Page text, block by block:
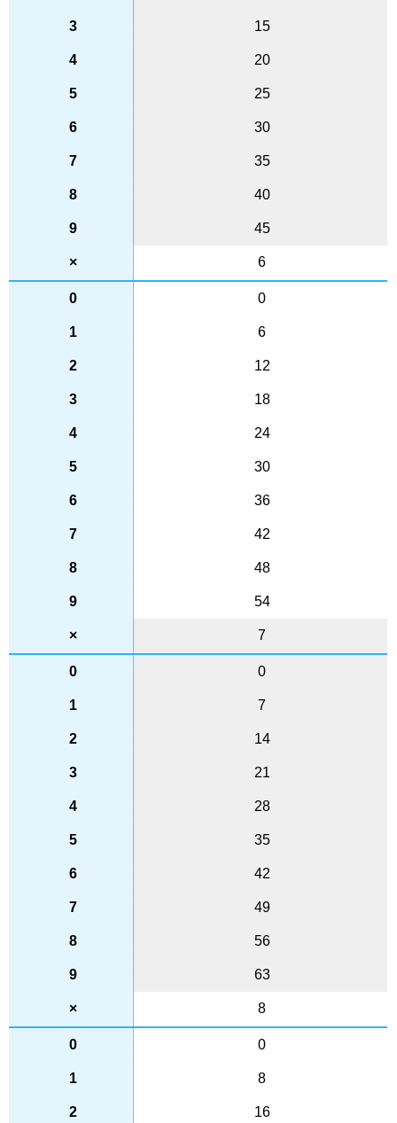
15
20
25
30
35
40
45
6
0
6
12
18
24
30
36
42
48
54
7
0
7
14
21
28
35
42
49
56
63
8
0
8
16